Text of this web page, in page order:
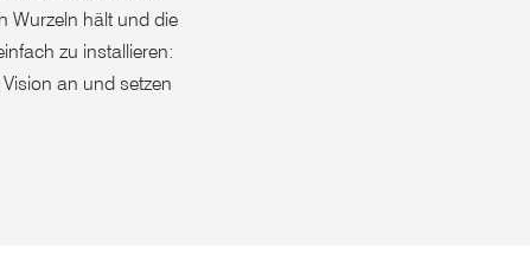
Wurzeln hält und die
zu installieren:
an und setzen